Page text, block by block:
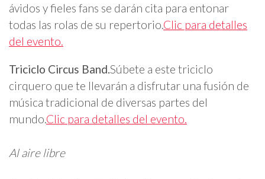
ávidos y fieles fans se darán cita para entonar
todas las rolas de su repertorio.Clic para detalles
del evento.
Triciclo Circus Band.Súbete a este triciclo
cirquero que te llevarán a disfrutar una fusión de
música tradicional de diversas partes del
mundo.Clic para detalles del evento.
Al aire libre